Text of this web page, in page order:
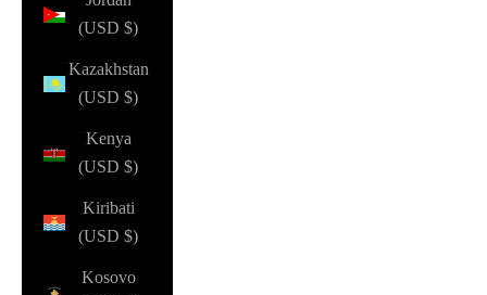
(USD $)
Kazakhstan
(USD $)
Kenya
(USD $)
Kiribati
(USD $)
Kosovo